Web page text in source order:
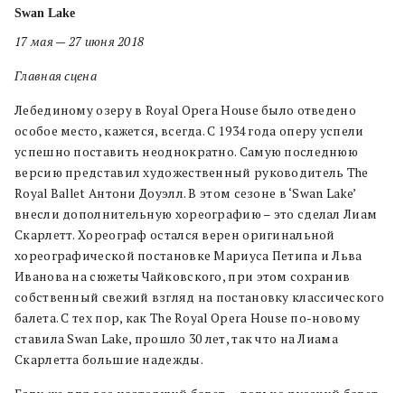
Swan Lake
17 мая — 27 июня 2018
Главная сцена
Лебединому озеру в Royal Opera House было отведено
особое место, кажется, всегда. С 1934 года оперу успели
успешно поставить неоднократно. Самую последнюю
версию представил художественный руководитель The
Royal Ballet Антони Доуэлл. В этом сезоне в ‘Swan Lake’
внесли дополнительную хореографию – это сделал Лиам
Скарлетт. Хореограф остался верен оригинальной
хореографической постановке Мариуса Петипа и Льва
Иванова на сюжеты Чайковского, при этом сохранив
собственный свежий взгляд на постановку классического
балета. С тех пор, как The Royal Opera House по-новому
ставила Swan Lake, прошло 30 лет, так что на Лиама
Скарлетта большие надежды.